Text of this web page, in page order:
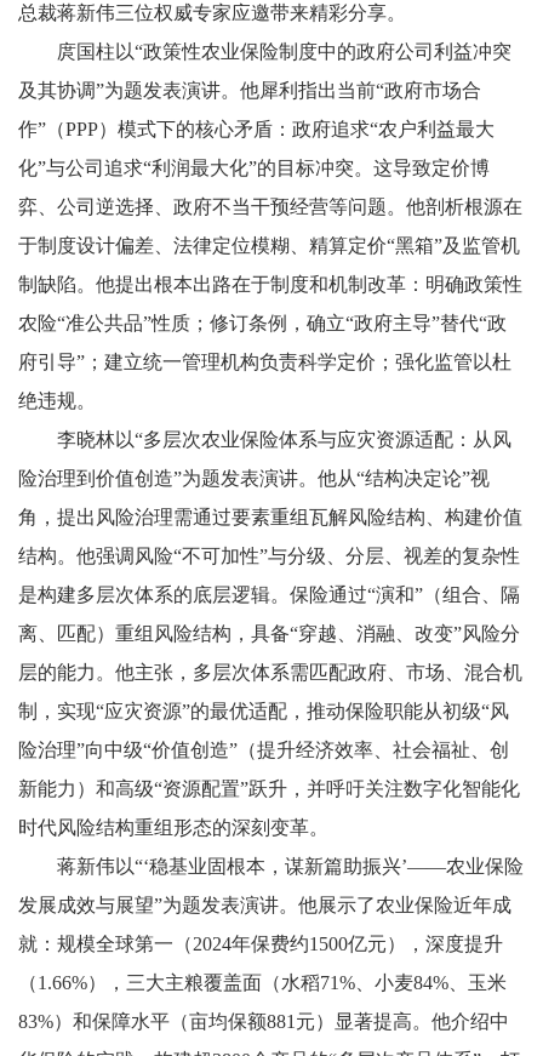
总裁蒋新伟三位权威专家应邀带来精彩分享。
庹国柱以“政策性农业保险制度中的政府公司利益冲突
及其协调”为题发表演讲。他犀利指出当前“政府市场合
作”（PPP）模式下的核心矛盾：政府追求“农户利益最大
化”与公司追求“利润最大化”的目标冲突。这导致定价博
弈、公司逆选择、政府不当干预经营等问题。他剖析根源在
于制度设计偏差、法律定位模糊、精算定价“黑箱”及监管机
制缺陷。他提出根本出路在于制度和机制改革：明确政策性
农险“准公共品”性质；修订条例，确立“政府主导”替代“政
府引导”；建立统一管理机构负责科学定价；强化监管以杜
绝违规。
李晓林以“多层次农业保险体系与应灾资源适配：从风
险治理到价值创造”为题发表演讲。他从“结构决定论”视
角，提出风险治理需通过要素重组瓦解风险结构、构建价值
结构。他强调风险“不可加性”与分级、分层、视差的复杂性
是构建多层次体系的底层逻辑。保险通过“演和”（组合、隔
离、匹配）重组风险结构，具备“穿越、消融、改变”风险分
层的能力。他主张，多层次体系需匹配政府、市场、混合机
制，实现“应灾资源”的最优适配，推动保险职能从初级“风
险治理”向中级“价值创造”（提升经济效率、社会福祉、创
新能力）和高级“资源配置”跃升，并呼吁关注数字化智能化
时代风险结构重组形态的深刻变革。
蒋新伟以“‘稳基业固根本，谋新篇助振兴’——农业保险
发展成效与展望”为题发表演讲。他展示了农业保险近年成
就：规模全球第一（2024年保费约1500亿元），深度提升
（1.66%），三大主粮覆盖面（水稻71%、小麦84%、玉米
83%）和保障水平（亩均保额881元）显著提高。他介绍中